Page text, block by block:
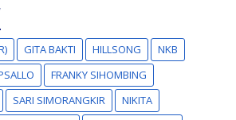
GITA BAKTI HILLSONG
NKB
FRANKY SIHOMBING
SARI SIMORANGKIR
NIKITA